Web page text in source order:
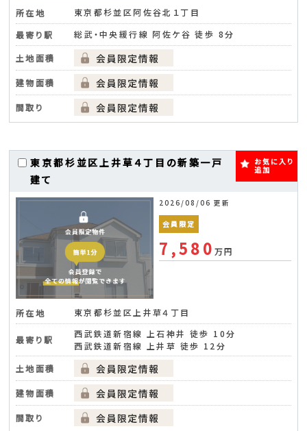
所在地
東京都杉並区阿佐谷北１丁目
最寄り駅
総武・中央緩行線 阿佐ケ谷 徒歩 8分
土地面積
建物面積
間取り
東京都杉並区上井草４丁目の新築一戸
建て
お気に入り
追加
2026/08/06 更新
会員限定
7,580万円
所在地 東京都杉並区上井草４丁目
最寄り駅
西武鉄道新宿線 上石神井 徒歩 10分
西武鉄道新宿線 上井草 徒歩 12分
土地面積
建物面積
間取り